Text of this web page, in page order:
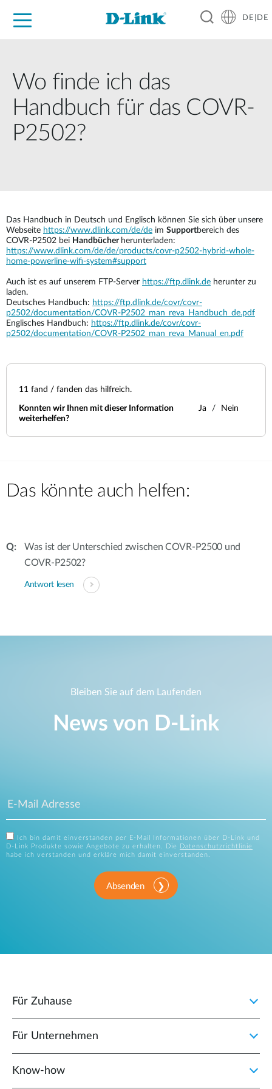
DE|DE
Wo finde ich das
Handbuch für das COVR-
P2502?
Das Handbuch in Deutsch und Englisch können Sie sich über unsere
Webseite https://www.dlink.com/de/de im Supportbereich des
COVR-P2502 bei Handbücher herunterladen:
https://www.dlink.com/de/de/products/covr-p2502-hybrid-whole-
home-powerline-wifi-system#support
Auch ist es auf unserem FTP-Server https://ftp.dlink.de herunter zu
laden.
Deutsches Handbuch: https://ftp.dlink.de/covr/covr-
p2502/documentation/COVR-P2502_man_reva_Handbuch_de.pdf
Englisches Handbuch: https://ftp.dlink.de/covr/covr-
p2502/documentation/COVR-P2502_man_reva_Manual_en.pdf
11 fand / fanden das hilfreich.
Konnten wir Ihnen mit dieser Information
weiterhelfen?
Ja Nein
Das könnte auch helfen:
Was ist der Unterschied zwischen COVR-P2500 und
COVR-P2502?
Antwort lesen
Bleiben Sie auf dem Laufenden
News von D‑Link
Ich bin damit einverstanden per E-Mail Informationen über D-Link und
D-Link Produkte sowie Angebote zu erhalten. Die
Datenschutzrichtlinie
habe ich verstanden und erkläre mich damit einverstanden.
Absenden
Für Zuhause
Für Unternehmen
Know-how